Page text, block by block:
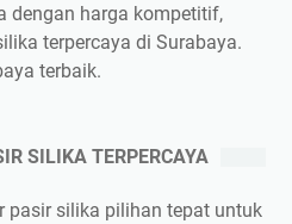
dengan harga kompetitif,
terpercaya di Surabaya.
terbaik.
SILIKA TERPERCAYA
pasir silika pilihan tepat untuk